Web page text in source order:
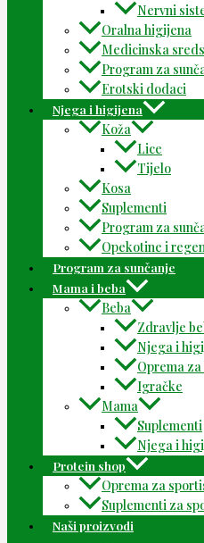
Nervni
Oralna higijena
Medicinska
Program za
Erotski dodaci
Njega i higijena
Koža
Lice
Tijelo
Kosa
Suplementi
Program za
Opekotine i
Program za sunčanje
Mama i beba
Beba
Zdravlje
Njega i
Oprema za
Igračke
Mama
Suplementi
Njega i
Protein shop
Oprema za
Suplementi za
Naši proizvodi